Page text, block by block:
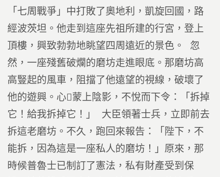
「七周戰爭」中打敗了奧地利，凱旋回國，路
經波茨坦。他走到這座先祖所建的行宮，登上
頂樓，興致勃勃地眺望四周遠近的景色。 忽
然，一座殘舊破爛的磨坊走進眼底。那磨坊高
高豎起的風車，阻擋了他遠望的視線，破壞了
他的遊興。心蒙上陰影，不悅而下令：「拆掉
它！給我拆掉它！」 大臣領著士兵，立即前去
拆這老磨坊。不久，跑回來報告：「陛下，不
能拆，因為這是一座私人的磨坊！」原來，那
時候普魯士已制訂了憲法，私有財產受到保